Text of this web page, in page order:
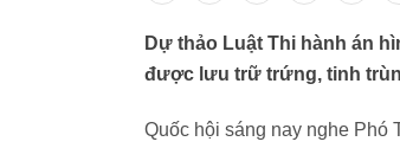
Dự thảo Luật Thi hành án
được lưu trữ trứng, tinh
Quốc hội sáng nay nghe